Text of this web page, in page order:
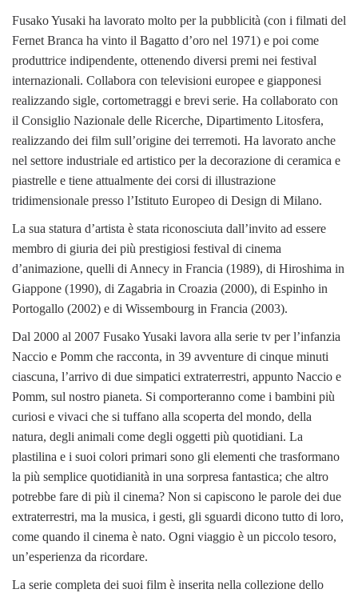
Fusako Yusaki ha lavorato molto per la pubblicità (con i filmati del
Fernet Branca ha vinto il Bagatto d’oro nel 1971) e poi come
produttrice indipendente, ottenendo diversi premi nei festival
internazionali. Collabora con televisioni europee e giapponesi
realizzando sigle, cortometraggi e brevi serie. Ha collaborato con
il Consiglio Nazionale delle Ricerche, Dipartimento Litosfera,
realizzando dei film sull’origine dei terremoti. Ha lavorato anche
nel settore industriale ed artistico per la decorazione di ceramica e
piastrelle e tiene attualmente dei corsi di illustrazione
tridimensionale presso l’Istituto Europeo di Design di Milano.
La sua statura d’artista è stata riconosciuta dall’invito ad essere
membro di giuria dei più prestigiosi festival di cinema
d’animazione, quelli di Annecy in Francia (1989), di Hiroshima in
Giappone (1990), di Zagabria in Croazia (2000), di Espinho in
Portogallo (2002) e di Wissembourg in Francia (2003).
Dal 2000 al 2007 Fusako Yusaki lavora alla serie tv per l’infanzia
Naccio e Pomm che racconta, in 39 avventure di cinque minuti
ciascuna, l’arrivo di due simpatici extraterrestri, appunto Naccio e
Pomm, sul nostro pianeta. Si comporteranno come i bambini più
curiosi e vivaci che si tuffano alla scoperta del mondo, della
natura, degli animali come degli oggetti più quotidiani. La
plastilina e i suoi colori primari sono gli elementi che trasformano
la più semplice quotidianità in una sorpresa fantastica; che altro
potrebbe fare di più il cinema? Non si capiscono le parole dei due
extraterrestri, ma la musica, i gesti, gli sguardi dicono tutto di loro,
come quando il cinema è nato. Ogni viaggio è un piccolo tesoro,
un’esperienza da ricordare.
La serie completa dei suoi film è inserita nella collezione dello